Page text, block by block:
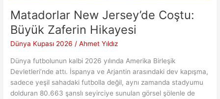
Matadorlar New Jersey’de Coştu:
Büyük Zaferin Hikayesi
Dünya Kupası 2026 /Ahmet Yıldız
Dünya futbolunun kalbi 2026 yılında Amerika Birleşik
Devletleri’nde attı. İspanya ve Arjantin arasındaki dev kapışma,
sadece yeşil sahadaki futbolla değil, aynı zamanda stadyumu
dolduran 80.663 şanslı seyirciye sunulan görsel şölenle de